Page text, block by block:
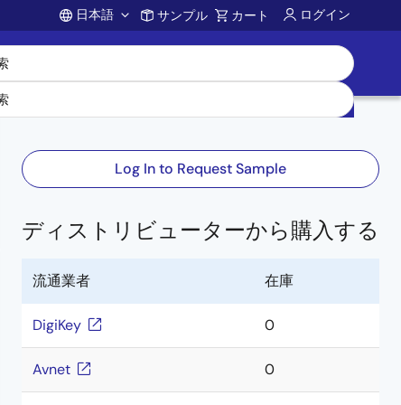
Account
日本語 サンプル カート ログイン
Log In to Request Sample
ディストリビューターから購入する
流通業者 在庫
DigiKey 0
Avnet 0